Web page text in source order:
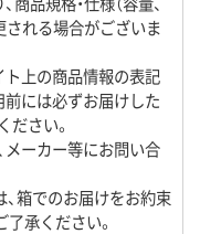
される場合がございま
ト上の商品情報の表記
前には必ずお届けした
さい。
メーカー等にお問い合
、箱でのお届けをお約束
承ください。